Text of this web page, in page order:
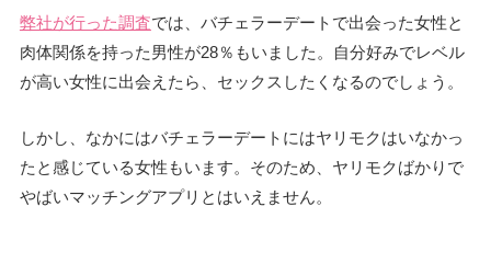
弊社が行った調査では、バチェラーデートで出会った女性と
肉体関係を持った男性が28％もいました。自分好みでレベル
が高い女性に出会えたら、セックスしたくなるのでしょう。
しかし、なかにはバチェラーデートにはヤリモクはいなかっ
たと感じている女性もいます。そのため、ヤリモクばかりで
やばいマッチングアプリとはいえません。